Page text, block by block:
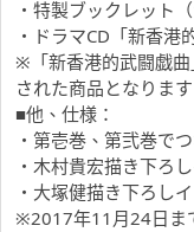
・特製ブックレット
・ドラマCD「新香港
※「新香港的武闘戯
された商品となります
■他、仕様：
・第壱巻、第弐巻で
・木村貴宏描き下ろ
・大塚健描き下ろし
※2017年11月24日ま